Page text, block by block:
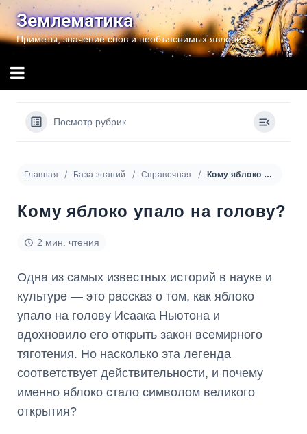
Перейти
содержимому
Землематика
Приметы, значение снов и необъяснимых явлений
Посмотр рубрик
Главная База знаний Справочная Кому яблоко упало на голову?
Кому яблоко упало на голову?
2 мин. чтения
Одна из самых известных историй в науке и
культуре — это рассказ о том, как яблоко
упало на голову Исаака Ньютона и
вдохновило его открыть закон всемирного
тяготения. Но насколько эта легенда
соответствует действительности, и почему
именно яблоко стало символом великого
открытия?